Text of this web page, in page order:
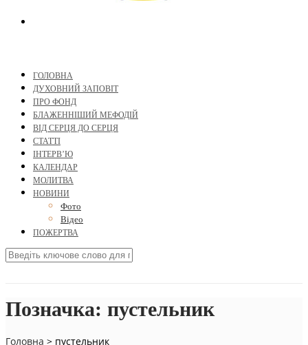
ГОЛОВНА
ДУХОВНИЙ ЗАПОВІТ
ПРО ФОНД
БЛАЖЕННІШИЙ МЕФОДІЙ
ВІД СЕРЦЯ ДО СЕРЦЯ
СТАТТІ
ІНТЕРВ’Ю
КАЛЕНДАР
МОЛИТВА
НОВИНИ
Фото
Відео
ПОЖЕРТВА
Позначка: пустельник
Головна > пустельник